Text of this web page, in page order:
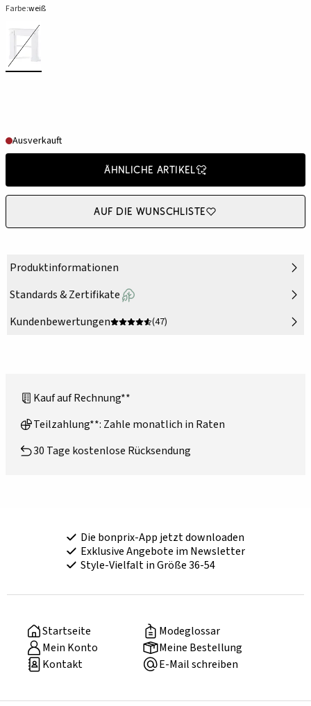
Farbe:weiß
Ausverkauft
Ähnliche Artikel
Auf die Wunschliste
Produktinformationen
Standards & Zertifikate
Kundenbewertungen
(47)
Kauf auf Rechnung**
Teilzahlung**: Zahle monatlich in Raten
30 Tage kostenlose Rücksendung
Die bonprix-App jetzt downloaden
Exklusive Angebote im Newsletter
Style-Vielfalt in Größe 36-54
Startseite
Modeglossar
Mein Konto
Meine Bestellung
Kontakt
E-Mail schreiben